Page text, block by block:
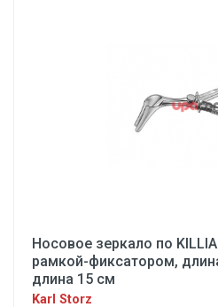
Носовое зеркало по
рамкой-фиксатором,
длина 15 см
Karl Storz